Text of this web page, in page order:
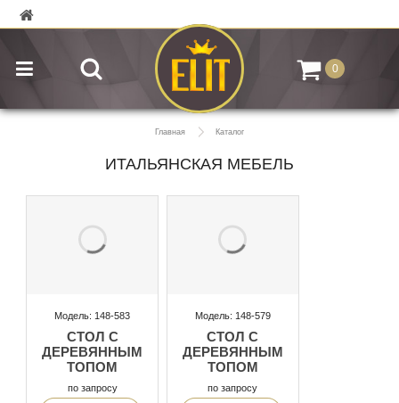
0
Главная Каталог
ИТАЛЬЯНСКАЯ МЕБЕЛЬ
Модель: 148-583
СТОЛ С
ДЕРЕВЯННЫМ
ТОПОМ
по запросу
Модель: 148-579
СТОЛ С
ДЕРЕВЯННЫМ
ТОПОМ
по запросу